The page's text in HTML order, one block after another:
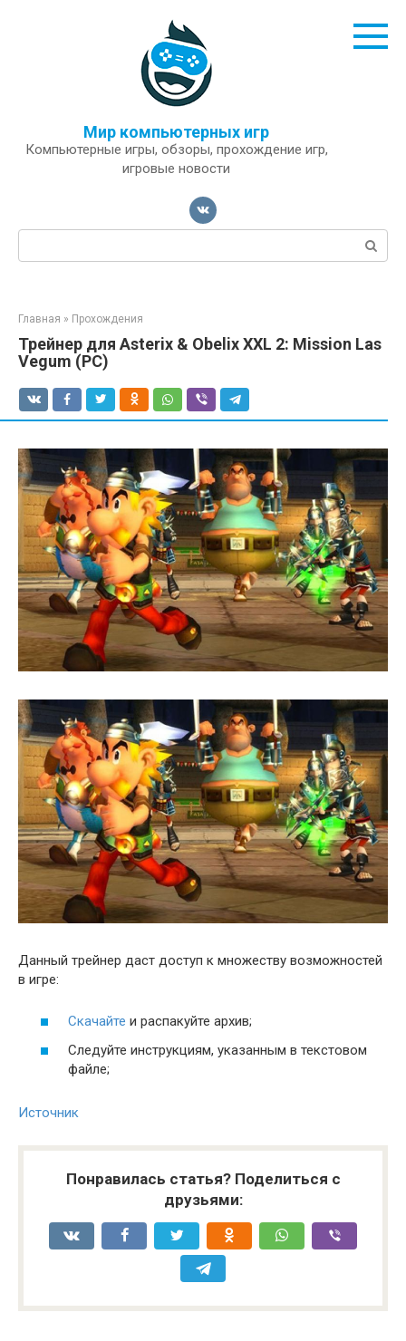
Мир компьютерных игр
Компьютерные игры, обзоры, прохождение игр,
игровые новости
Поиск:
Главная » Прохождения
Трейнер для Asterix & Obelix XXL 2: Mission Las
Vegum (PC)
Данный трейнер даст доступ к множеству возможностей
в игре:
Скачайте и распакуйте архив;
Следуйте инструкциям, указанным в текстовом
файле;
Источник
Понравилась статья? Поделиться с
друзьями: